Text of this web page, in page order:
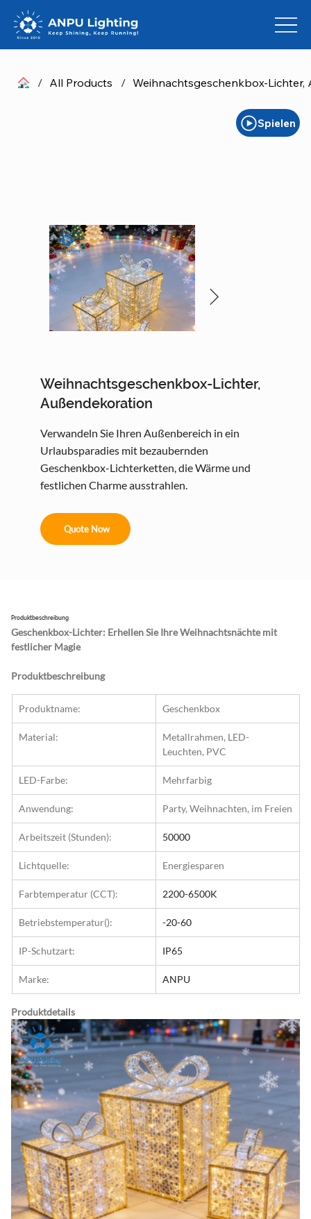
/ All Products / Weihnachtsgeschenkbox-Lichter,
Spielen
Weihnachtsgeschenkbox-Lichter,
Außendekoration
Verwandeln Sie Ihren Außenbereich in ein
Urlaubsparadies mit bezaubernden
Geschenkbox-Lichterketten, die Wärme und
festlichen Charme ausstrahlen.
Quote Now
Produktbeschreibung
Geschenkbox-Lichter: Erhellen Sie Ihre Weihnachtsnächte mit
festlicher Magie
Produktbeschreibung
Produktname: Geschenkbox
Material:
Metallrahmen, LED-
Leuchten, PVC
LED-Farbe: Mehrfarbig
Anwendung: Party, Weihnachten, im Freien
Arbeitszeit (Stunden): 50000
Lichtquelle: Energiesparen
Farbtemperatur (CCT): 2200-6500K
Betriebstemperatur(): -20-60
IP-Schutzart: IP65
Marke: ANPU
Produktdetails